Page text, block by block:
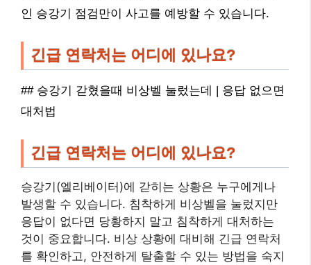
인 승강기 점검만이 사고를 예방할 수 있습니다.
긴급 연락처는 어디에 있나요?
## 승강기 갇혔을때 비상벨 눌렀는데 | 응답 없으면
대처법
긴급 연락처는 어디에 있나요?
승강기(엘리베이터)에 갇히는 상황은 누구에게나
발생할 수 있습니다. 침착하게 비상벨을 눌렀지만
응답이 없다면 당황하지 말고 침착하게 대처하는
것이 중요합니다. 비상 상황에 대비해 긴급 연락처
를 확인하고, 안전하게 탈출할 수 있는 방법을 숙지